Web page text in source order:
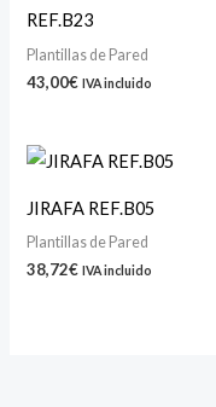
REF.B23
Plantillas de Pared
43,00€ IVA incluido
JIRAFA REF.B05
Plantillas de Pared
38,72€ IVA incluido